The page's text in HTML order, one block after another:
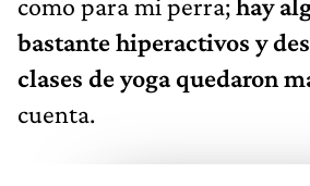
bastante hiperactivos y
clases de yoga quedaron
cuenta.